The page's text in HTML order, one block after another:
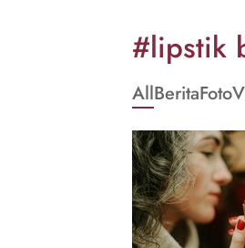
Beautynesia
#lipstik
AllBeritaFoto